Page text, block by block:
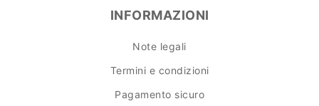
INFORMAZIONI
Note legali
Termini e condizioni
Pagamento sicuro